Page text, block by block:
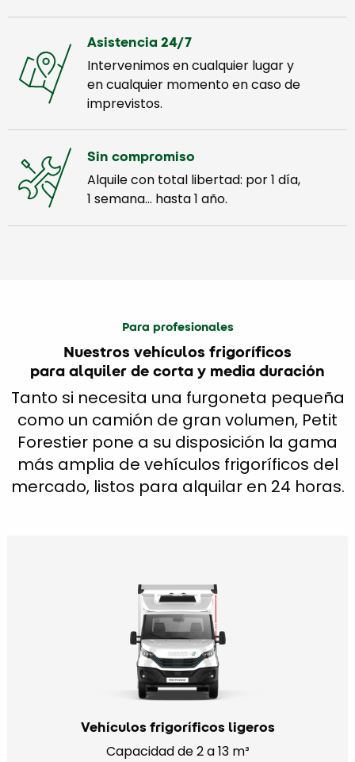
Asistencia 24/7
Intervenimos en cualquier lugar y
en cualquier momento en caso de
imprevistos.
Sin compromiso
Alquile con total libertad: por 1 día,
1 semana… hasta 1 año.
Para profesionales
Nuestros vehículos frigoríficos
para alquiler de corta y media duración
Tanto si necesita una furgoneta pequeña
como un camión de gran volumen, Petit
Forestier pone a su disposición la gama
más amplia de vehículos frigoríficos del
mercado, listos para alquilar en 24 horas.
Vehículos frigoríficos ligeros
Capacidad de 2 a 13 m³